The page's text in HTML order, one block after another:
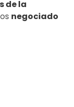
de la
negociado